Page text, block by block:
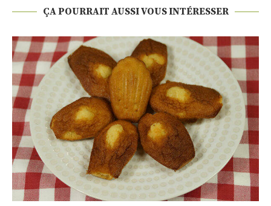
ÇA POURRAIT AUSSI VOUS INTÉRESSER